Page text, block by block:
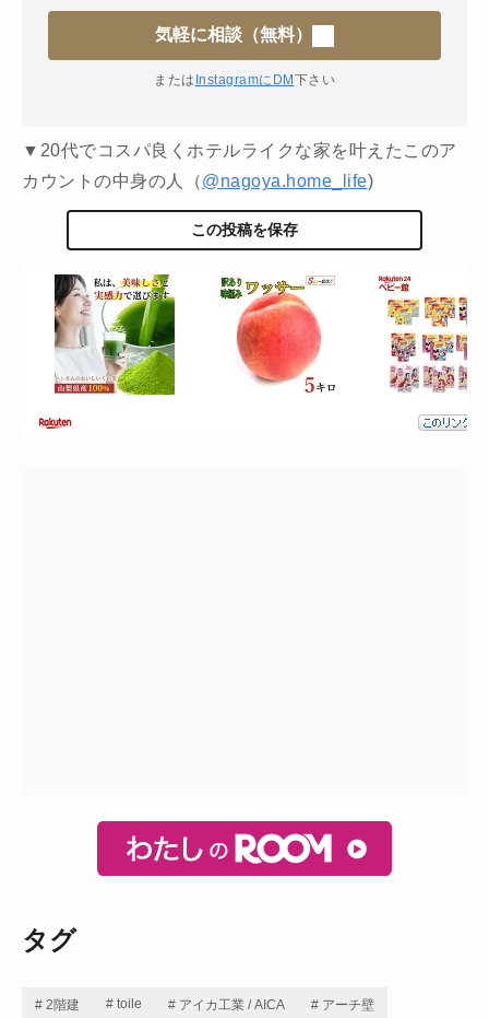
気軽に相談（無料）
または InstagramにDM 下さい
▼20代でコスパ良くホテルライクな家を叶えたこのア
カウントの中身の人（@nagoya.home_life)
この投稿を保存
タグ
# 2階建 # toile # アイカ工業 / AICA # アーチ壁